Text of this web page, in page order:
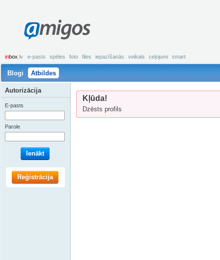
amigos
inbox .lv e-pasts spēles foto files iepazīšanās veikals ceļojumi smart
Blogi Atbildes
Kļūda!
Dzēsts profils
Autorizācija
E-pasts
Parole
Ienākt
Reģistrācija